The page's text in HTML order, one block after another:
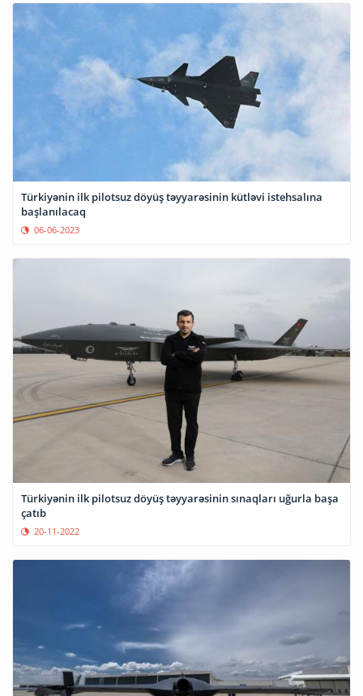
Türkiyənin ilk pilotsuz döyüş təyyarəsinin kütləvi istehsalına
başlanılacaq
06-06-2023
Türkiyənin ilk pilotsuz döyüş təyyarəsinin sınaqları uğurla başa
çatıb
20-11-2022